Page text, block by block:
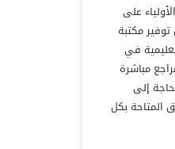
على
مكتبة
في
مباشرة
إلى
المتاحة بكل